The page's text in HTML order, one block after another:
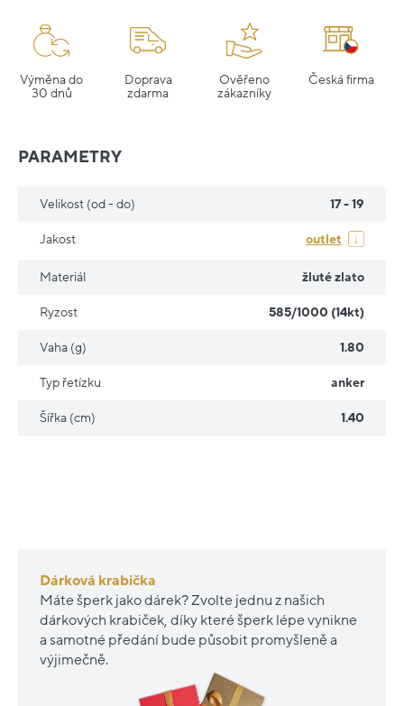
Výměna do
30 dnů
Doprava
zdarma
Ověřeno
zákazníky
Česká firma
Dárková krabička
Máte šperk jako dárek? Zvolte jednu z našich
dárkových krabiček, díky které šperk lépe vynikne
a samotné předání bude působit promyšleně a
výjimečně.
PARAMETRY
Velikost (od - do) 17 - 19
Jakost outlet
Materiál žluté zlato
Ryzost 585/1000 (14kt)
Vaha (g) 1.80
Typ řetízku anker
Šířka (cm) 1.40